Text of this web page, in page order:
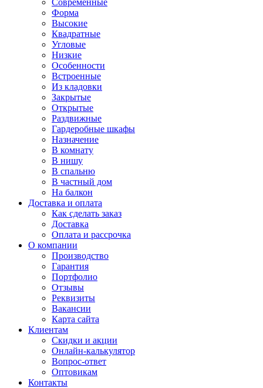
Современные
Форма
Высокие
Квадратные
Угловые
Низкие
Особенности
Встроенные
Из кладовки
Закрытые
Открытые
Раздвижные
Гардеробные шкафы
Назначение
В комнату
В нишу
В спальню
В частный дом
На балкон
Доставка и оплата
Как сделать заказ
Доставка
Оплата и рассрочка
О компании
Производство
Гарантия
Портфолио
Отзывы
Реквизиты
Вакансии
Карта сайта
Клиентам
Скидки и акции
Онлайн-калькулятор
Вопрос-ответ
Оптовикам
Контакты